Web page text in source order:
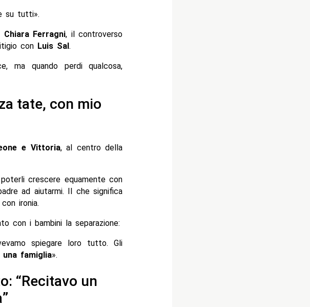
su tutti».
Chiara Ferragni, il controverso
con Luis Sal .
ma quando perdi qualcosa,
tate, con mio
e Vittoria, al centro della
crescere equamente con
ad aiutarmi. Il che significa
ironia.
con i bambini la separazione:
spiegare loro tutto. Gli
una famiglia».
“Recitavo un